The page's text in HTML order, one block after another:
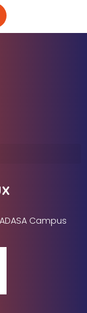
Campus